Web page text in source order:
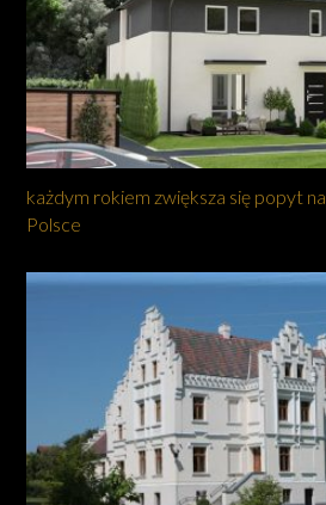
każdym rokiem zwiększa się popyt
Polsce